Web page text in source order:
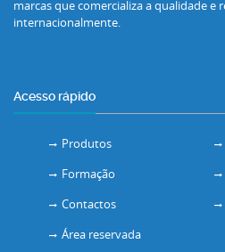
marcas que comercializa a qualidade e
internacionalmente.
Acesso rápido
Produtos
Formação
Contactos
Área reservada